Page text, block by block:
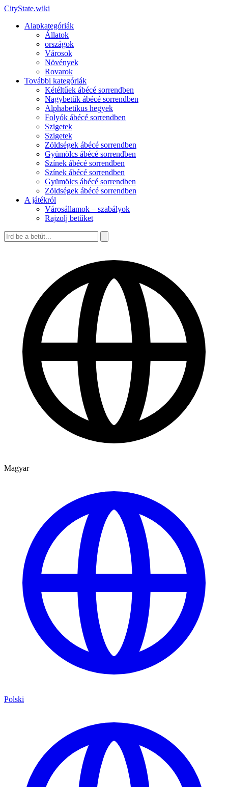
CityState.wiki
Alapkategóriák
Állatok
országok
Városok
Növények
Rovarok
További kategóriák
Kétéltűek ábécé sorrendben
Nagybetűk ábécé sorrendben
Alphabetikus hegyek
Folyók ábécé sorrendben
Szigetek
Szigetek
Zöldségek ábécé sorrendben
Gyümölcs ábécé sorrendben
Színek ábécé sorrendben
Színek ábécé sorrendben
Gyümölcs ábécé sorrendben
Zöldségek ábécé sorrendben
A játékról
Városállamok – szabályok
Rajzolj betűket
Magyar
Polski